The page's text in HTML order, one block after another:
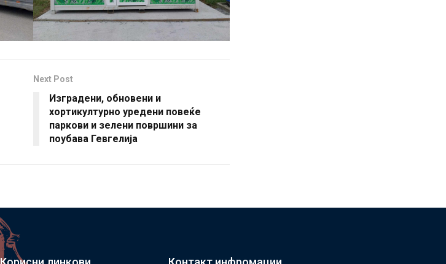
Next Post
Изградени, обновени и
хортикултурно уредени повеќе
паркови и зелени површини за
поубава Гевгелија